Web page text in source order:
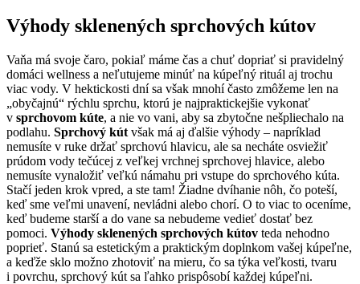
Výhody sklenených sprchových kútov
Vaňa má svoje čaro, pokiaľ máme čas a chuť dopriať si pravidelný
domáci wellness a neľutujeme minúť na kúpeľný rituál aj trochu
viac vody. V hektickosti dní sa však mnohí často zmôžeme len na
„obyčajnú“ rýchlu sprchu, ktorú je najpraktickejšie vykonať
v sprchovom kúte, a nie vo vani, aby sa zbytočne nešpliechalo na
podlahu. Sprchový kút však má aj ďalšie výhody – napríklad
nemusíte v ruke držať sprchovú hlavicu, ale sa necháte osviežiť
prúdom vody tečúcej z veľkej vrchnej sprchovej hlavice, alebo
nemusíte vynaložiť veľkú námahu pri vstupe do sprchového kúta.
Stačí jeden krok vpred, a ste tam! Žiadne dvíhanie nôh, čo poteší,
keď sme veľmi unavení, nevládni alebo chorí. O to viac to oceníme,
keď budeme starší a do vane sa nebudeme vedieť dostať bez
pomoci. Výhody sklenených sprchových kútov teda nehodno
poprieť. Stanú sa estetickým a praktickým doplnkom vašej kúpeľne,
a keďže sklo možno zhotoviť na mieru, čo sa týka veľkosti, tvaru
i povrchu, sprchový kút sa ľahko prispôsobí každej kúpeľni.